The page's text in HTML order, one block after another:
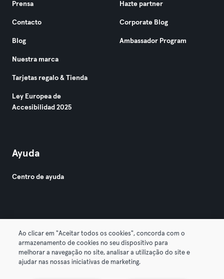
Prensa
Contacto
Blog
Nuestra marca
Tarjetas regalo & Tienda
Ley Europea de
Accesibilidad 2025
Hazte partner
Corporate Blog
Ambassador Program
Ayuda
Centro de ayuda
© 2026 Urban Sports Group GmbH. All rights reserved.
Términos y condiciones Privacidad
Ao clicar em "Aceitar todos os cookies", concorda com o
armazenamento de cookies no seu dispositivo para
melhorar a navegação no site, analisar a utilização do site e
ajudar nas nossas iniciativas de marketing.